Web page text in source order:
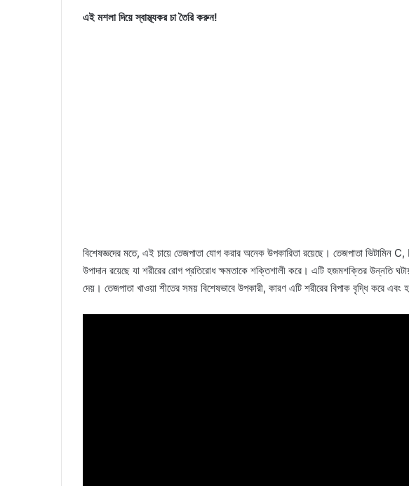
এই মশলা দিয়ে স্বাস্থ্যকর চা তৈরি করুন!
বিশেষজ্ঞদের মতে, এই চায়ে তেজপাতা যোগ করার অনেক উপকারিতা রয়েছে। তেজপাতা ভিটামিন
উপাদান রয়েছে যা শরীরের রোগ প্রতিরোধ ক্ষমতাকে শক্তিশালী করে। এটি হজমশক্তির উন্নতি
দেয়। তেজপাতা খাওয়া শীতের সময় বিশেষভাবে উপকারী, কারণ এটি শরীরের বিপাক বৃদ্ধি করে